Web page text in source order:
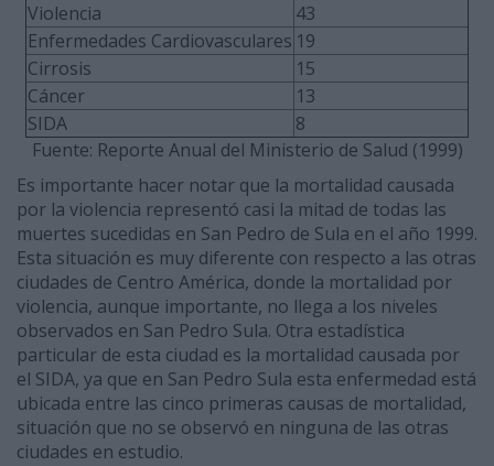
Violencia
43
Enfermedades Cardiovasculares 19
Cirrosis
15
Cáncer
13
SIDA
8
Fuente: Reporte Anual del Ministerio de Salud (1999)
Es importante hacer notar que la mortalidad causada
por la violencia representó casi la mitad de todas las
muertes sucedidas en San Pedro de Sula en el año 1999.
Esta situación es muy diferente con respecto a las otras
ciudades de Centro América, donde la mortalidad por
violencia, aunque importante, no llega a los niveles
observados en San Pedro Sula. Otra estadística
particular de esta ciudad es la mortalidad causada por
el SIDA, ya que en San Pedro Sula esta enfermedad está
ubicada entre las cinco primeras causas de mortalidad,
situación que no se observó en ninguna de las otras
ciudades en estudio.